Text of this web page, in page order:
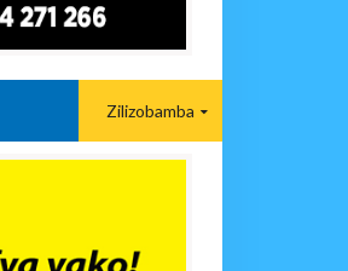
Zilizobamba